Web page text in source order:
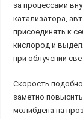
за процессами
катализатора,
присоединять к
кислород и
при облучении
Скорость
заметно
молибдена на